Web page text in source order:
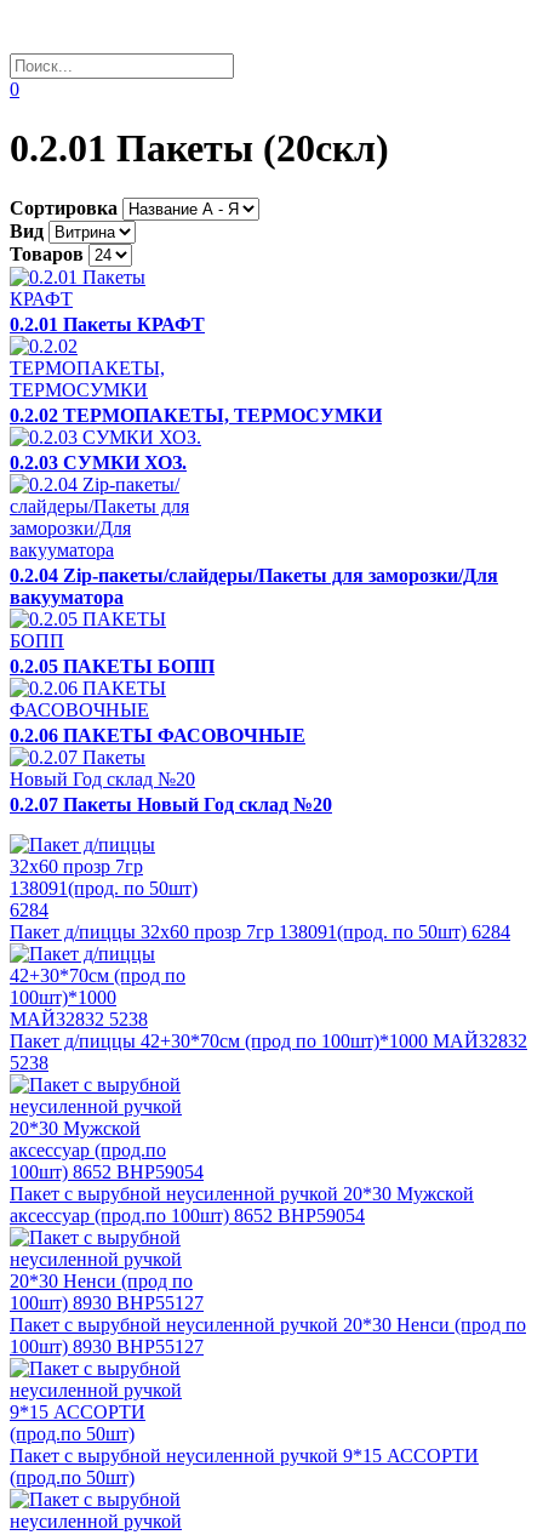
0
0.2.01 Пакеты (20скл)
Сортировка
Вид
Товаров
0.2.01 Пакеты КРАФТ
0.2.02 ТЕРМОПАКЕТЫ, ТЕРМОСУМКИ
0.2.03 СУМКИ ХОЗ.
0.2.04 Zip-пакеты/слайдеры/Пакеты для заморозки/Для
вакууматора
0.2.05 ПАКЕТЫ БОПП
0.2.06 ПАКЕТЫ ФАСОВОЧНЫЕ
0.2.07 Пакеты Новый Год склад №20
Пакет д/пиццы 32х60 прозр 7гр 138091(прод. по 50шт) 6284
Пакет д/пиццы 42+30*70cм (прод по 100шт)*1000 МАЙ32832
5238
Пакет с вырубной неусиленной ручкой 20*30 Мужской
аксессуар (прод.по 100шт) 8652 ВНР59054
Пакет с вырубной неусиленной ручкой 20*30 Ненси (прод по
100шт) 8930 ВНР55127
Пакет с вырубной неусиленной ручкой 9*15 АССОРТИ
(прод.по 50шт)